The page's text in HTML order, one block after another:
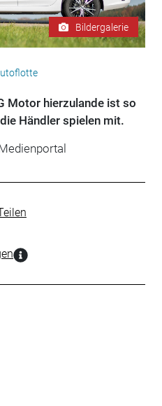
Bildergalerie
Motor hierzulande ist so
Händler spielen mit.